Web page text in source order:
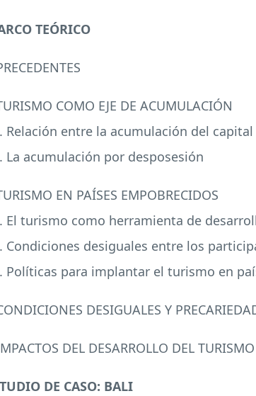
TEÓRICO
COMO EJE DE ACUMULACIÓN
Relación entre la acumulación del capital
La acumulación por desposesión
EN PAÍSES EMPOBRECIDOS
El turismo como herramienta de
Condiciones desiguales entre los
Políticas para implantar el turismo en
DESIGUALES Y
DEL DESARROLLO DEL TURISMO
DE CASO: BALI